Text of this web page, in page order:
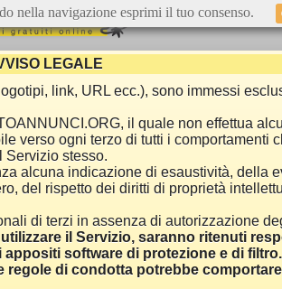
LEGALE
link, URL ecc.), sono immessi
il quale non effettua
ogni terzo di tutti i comportamenti
Servizio stesso.
alcuna indicazione di esaustività, della
del rispetto dei diritti di proprietà
di terzi in assenza di autorizzazione
il Servizio, saranno ritenuti
software di protezione e di filtro.
di condotta potrebbe
nella navigazione esprimi il tuo consenso.